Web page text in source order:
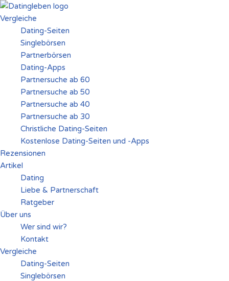
Zum
Inhalt
springen
Vergleiche
Dating-Seiten
Singlebörsen
Partnerbörsen
Dating-Apps
Partnersuche ab 60
Partnersuche ab 50
Partnersuche ab 40
Partnersuche ab 30
Christliche Dating-Seiten
Kostenlose Dating-Seiten und -Apps
Rezensionen
Artikel
Dating
Liebe & Partnerschaft
Ratgeber
Über uns
Wer sind wir?
Kontakt
Vergleiche
Dating-Seiten
Singlebörsen